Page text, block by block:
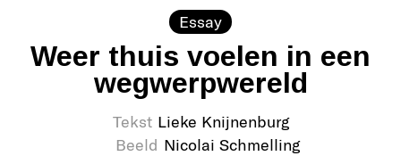
Essay
Weer thuis voelen in een
wegwerpwereld
Tekst Lieke Knijnenburg
Beeld Nicolai Schmelling